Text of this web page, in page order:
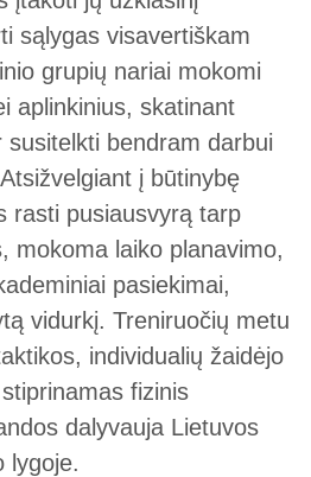
sąlygas visavertiškam
grupių nariai mokomi
aplinkinius, skatinant
bendram darbui
į būtinybę
rasti pusiausvyrą tarp
mokoma laiko planavimo,
pasiekimai,
vidurkį. Treniruočių metu
individualių žaidėjo
fizinis
dalyvauja Lietuvos
lygoje.